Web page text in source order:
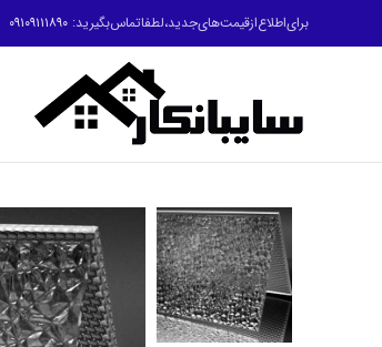
برای‌اطلاع‌ازقیمت‌های‌جدید،لطفاتماس‌بگیرید: ۰۹۱۰۹۱۱۱۸۹۰